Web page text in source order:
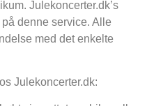
Julekoncerter.dk’s
denne service. Alle
med det enkelte
Julekoncerter.dk: